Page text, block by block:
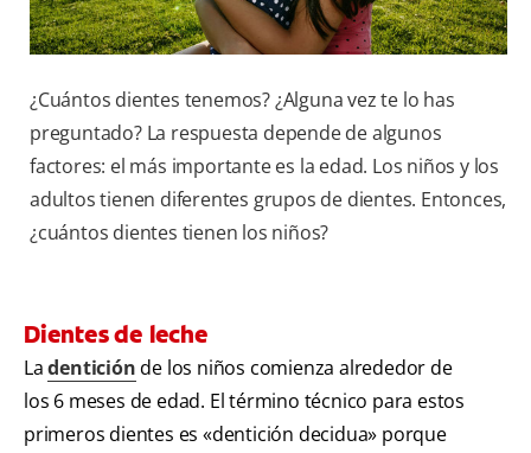
DÓNDE COMPRAR
¿Cuántos dientes tenemos? ¿Alguna vez te lo has
preguntado? La respuesta depende de algunos
factores: el más importante es la edad. Los niños y los
adultos tienen diferentes grupos de dientes. Entonces,
¿cuántos dientes tienen los niños?
Dientes de leche
Ladenticiónde los niños comienza alrededor de
los 6 meses de edad. El término técnico para estos
primeros dientes es «dentición decidua» porque